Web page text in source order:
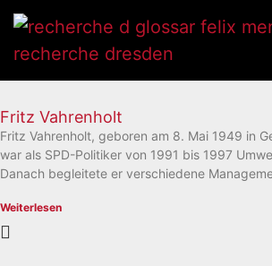
Fritz Vahrenholt
Fritz Vahrenholt, geboren am 8. Mai 1949 in
war als SPD-Politiker von 1991 bis 1997
Danach begleitete er verschiedene
Weiterlesen